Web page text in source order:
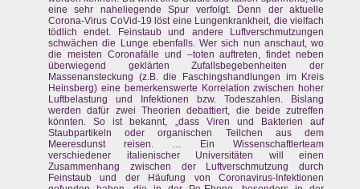
eine sehr naheliegende Spur verfolgt. Denn der aktuelle
Corona-Virus CoVid-19 löst eine Lungenkrankheit, die vielfach
tödlich endet. Feinstaub und andere Luftverschmutzungen
schwächen die Lunge ebenfalls. Wer sich nun anschaut, wo
die meisten Coronafälle und –toten auftreten, findet neben
überwiegend geklärten Zufallsbegebenheiten der
Massenansteckung (z.B. die Faschingshandlungen im Kreis
Heinsberg) eine bemerkenswerte Korrelation zwischen hoher
Luftbelastung und Infektionen bzw. Todeszahlen. Bislang
werden dafür zwei Theorien debattiert, die beide zutreffen
könnten. So ist bekannt, „dass Viren und Bakterien auf
Staubpartikeln oder organischen Teilchen aus dem
Meeresdunst reisen. … Ein Wissenschaftlerteam
verschiedener italienischer Universitäten will einen
Zusammenhang zwischen der Luftverschmutzung durch
Feinstaub und der Häufung von Coronavirus-Infektionen